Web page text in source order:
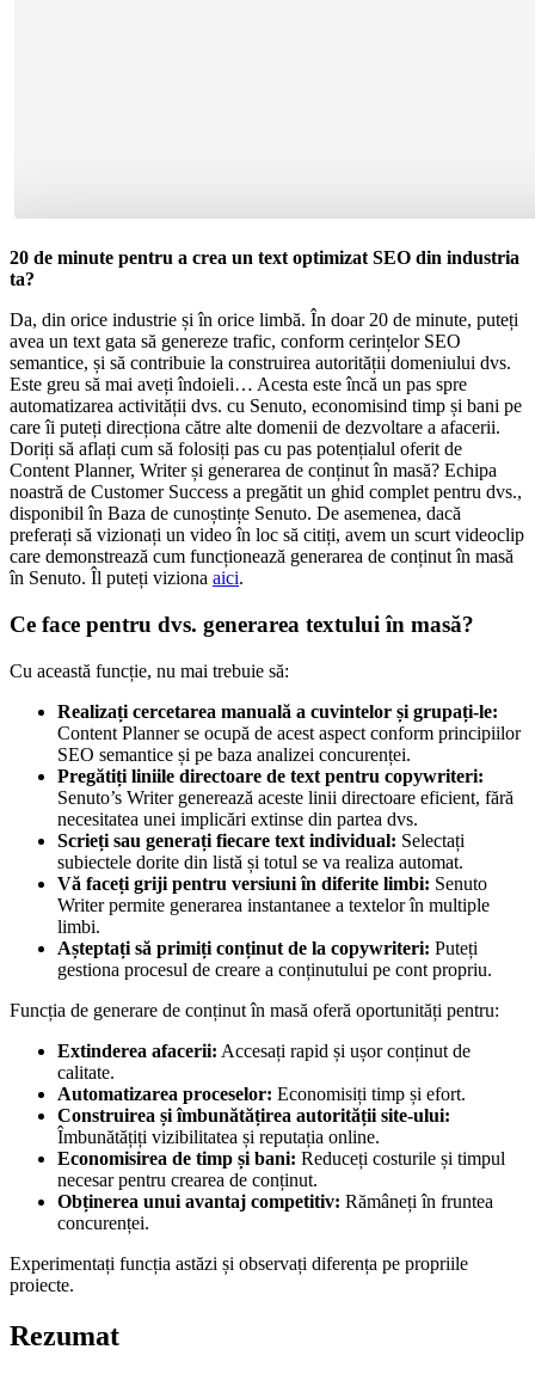
20 de minute pentru a crea un text optimizat SEO din industria
ta?
Da, din orice industrie și în orice limbă. În doar 20 de minute, puteți
avea un text gata să genereze trafic, conform cerințelor SEO
semantice, și să contribuie la construirea autorității domeniului dvs.
Este greu să mai aveți îndoieli… Acesta este încă un pas spre
automatizarea activității dvs. cu Senuto, economisind timp și bani pe
care îi puteți direcționa către alte domenii de dezvoltare a afacerii.
Doriți să aflați cum să folosiți pas cu pas potențialul oferit de
Content Planner, Writer și generarea de conținut în masă? Echipa
noastră de Customer Success a pregătit un ghid complet pentru dvs.,
disponibil în Baza de cunoștințe Senuto. De asemenea, dacă
preferați să vizionați un video în loc să citiți, avem un scurt videoclip
care demonstrează cum funcționează generarea de conținut în masă
în Senuto. Îl puteți viziona aici.
Ce face pentru dvs. generarea textului în masă?
Cu această funcție, nu mai trebuie să:
Realizați cercetarea manuală a cuvintelor și grupați-le:
Content Planner se ocupă de acest aspect conform principiilor
SEO semantice și pe baza analizei concurenței.
Pregătiți liniile directoare de text pentru copywriteri:
Senuto’s Writer generează aceste linii directoare eficient, fără
necesitatea unei implicări extinse din partea dvs.
Scrieți sau generați fiecare text individual: Selectați
subiectele dorite din listă și totul se va realiza automat.
Vă faceți griji pentru versiuni în diferite limbi: Senuto
Writer permite generarea instantanee a textelor în multiple
limbi.
Așteptați să primiți conținut de la copywriteri: Puteți
gestiona procesul de creare a conținutului pe cont propriu.
Funcția de generare de conținut în masă oferă oportunități pentru:
Extinderea afacerii: Accesați rapid și ușor conținut de
calitate.
Automatizarea proceselor: Economisiți timp și efort.
Construirea și îmbunătățirea autorității site-ului:
Îmbunătățiți vizibilitatea și reputația online.
Economisirea de timp și bani: Reduceți costurile și timpul
necesar pentru crearea de conținut.
Obținerea unui avantaj competitiv: Rămâneți în fruntea
concurenței.
Experimentați funcția astăzi și observați diferența pe propriile
proiecte.
Rezumat